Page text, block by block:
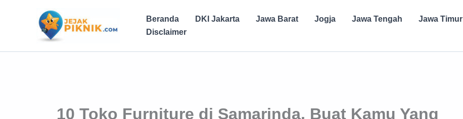
Beranda DKI Jakarta Jawa Barat Jogja Jawa Tengah Jawa Timur
Disclaimer
10 Toko Furniture di Samarinda, Buat Kamu Yang